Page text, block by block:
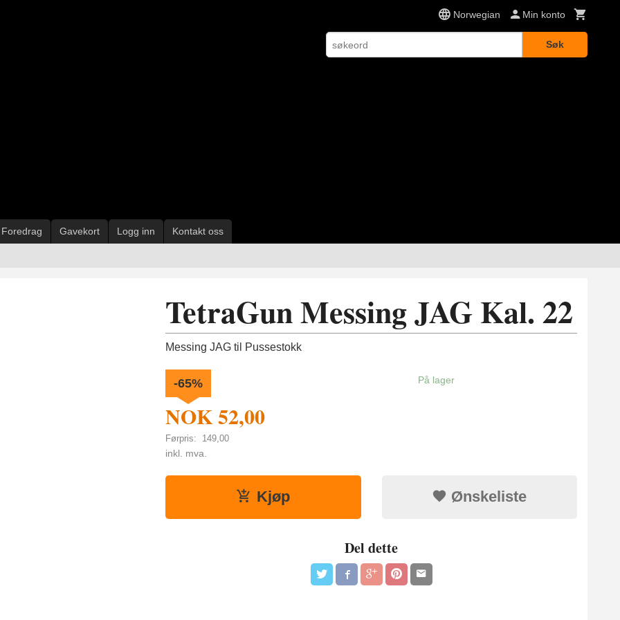
Norwegian Min konto
Søk
Foredrag Gavekort Logg inn Kontakt oss
TetraGun Messing JAG Kal. 22
Messing JAG til Pussestokk
NOK52,00
Førpris: 149,00
Rabatt
-65%
inkl. mva.
På lager
Kjøp Ønskeliste
Del dette